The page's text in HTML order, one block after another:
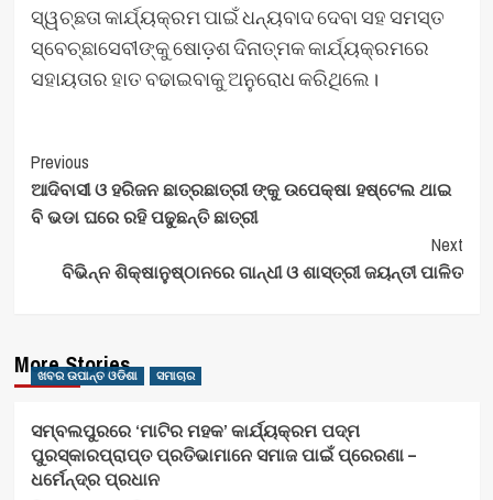
ସ୍ୱଚ୍ଛତା କାର୍ଯ୍ୟକ୍ରମ ପାଇଁ ଧନ୍ୟବାଦ ଦେବା ସହ ସମସ୍ତ
ସ୍ବେଚ୍ଛାସେବୀଙ୍କୁ ଷୋଡ଼ଶ ଦିନାତ୍ମକ କାର୍ଯ୍ୟକ୍ରମରେ
ସହାୟତାର ହାତ ବଢାଇବାକୁ ଅନୁରୋଧ କରିଥିଲେ।
Post
Navigation
Previous
ଆଦିବାସୀ ଓ ହରିଜନ ଛାତ୍ରଛାତ୍ରୀ ଙ୍କୁ ଉପେକ୍ଷା ହଷ୍ଟେଲ ଥାଇ
ବି ଭଡା ଘରେ ରହି ପଢୁଛନ୍ତି ଛାତ୍ରୀ
Next
ବିଭିନ୍ନ ଶିକ୍ଷାନୁଷ୍ଠାନରେ ଗାନ୍ଧୀ ଓ ଶାସ୍ତ୍ରୀ ଜୟନ୍ତୀ ପାଳିତ
More Stories
ଖବର ଉପାନ୍ତ ଓଡିଶା ସମାଚାର
ସମ୍ବଲପୁରରେ ‘ମାଟିର ମହକ’ କାର୍ଯ୍ୟକ୍ରମ ପଦ୍ମ
ପୁରସ୍କାରପ୍ରାପ୍ତ ପ୍ରତିଭାମାନେ ସମାଜ ପାଇଁ ପ୍ରେରଣା –
ଧର୍ମେନ୍ଦ୍ର ପ୍ରଧାନ